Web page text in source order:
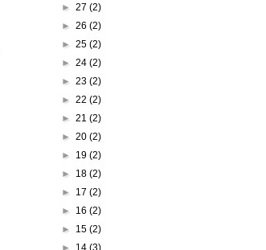
► 27 (2)
► 26 (2)
► 25 (2)
► 24 (2)
► 23 (2)
► 22 (2)
► 21 (2)
► 20 (2)
► 19 (2)
► 18 (2)
► 17 (2)
► 16 (2)
► 15 (2)
► 14 (3)